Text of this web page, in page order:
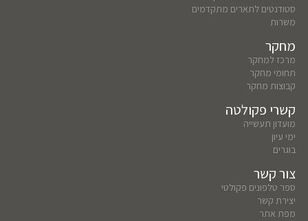
סטודנטים לתארים מתקדמים
משרות
מחקר
מרכז למחקר
תחומי מחקר
קבוצות מחקר
קשרי פקולטה
מועדון תעשייה
ימי עיון
בוגרים
צור קשר
ספר טלפונים פקולטי
יצירת קשר
מפת אתר